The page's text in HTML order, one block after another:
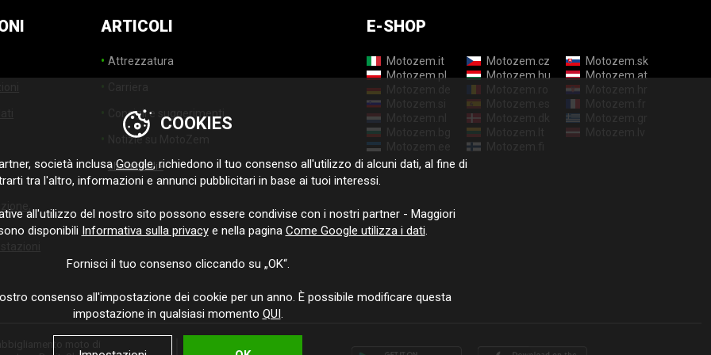
ARTICOLI
Attrezzatura
Consigli e suggerimenti
Notizie su MotoZem
altri articoli>
E-SHOP
Motozem.it Motozem.cz
Motozem.sk
Motozem.pl
Motozem.hu
Motozem.at
COOKIES
società inclusaGoogle, richiedono il tuo consenso all'utilizzo di alcuni dati, al fine di
tra l'altro, informazioni e annunci pubblicitari in base ai tuoi interessi.
all'utilizzo del nostro sito possono essere condivise con i nostri partner - Maggiori
disponibili Informativa sulla privacye nella pagina Come Google utilizza i dati.
Fornisci il tuo consenso cliccando su „OK“.
consenso all'impostazione dei cookie per un anno. È possibile modificare questa
impostazione in qualsiasi momento QUI.